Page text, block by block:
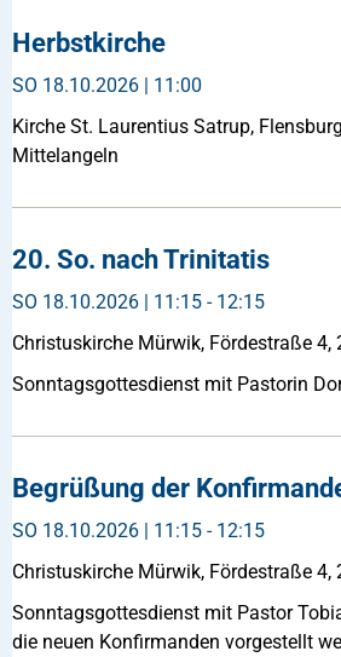
Herbstkirche
SO 18.10.2026 | 11:00
Kirche St. Laurentius Satrup,
Mittelangeln
20. So. nach Trinitatis
SO 18.10.2026 | 11:15 - 12:15
Christuskirche Mürwik, Fördestraße 4,
Sonntagsgottesdienst mit Pastorin
Begrüßung der
SO 18.10.2026 | 11:15 - 12:15
Christuskirche Mürwik, Fördestraße 4,
Sonntagsgottesdienst mit Pastor
die neuen Konfirmanden vorgestellt